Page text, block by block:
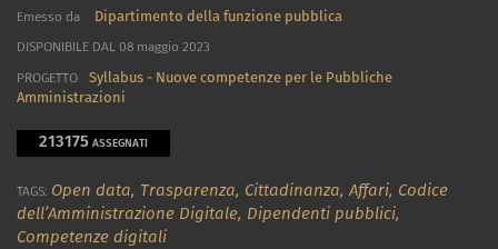
Emesso da Dipartimento della funzione pubblica
DISPONIBILE DAL 08 maggio 2023
PROGETTO
Syllabus - Nuove competenze per le Pubbliche
Amministrazioni
213175 ASSEGNATI
TAGS: Open data, Trasparenza, Cittadinanza,Affari, Codice
dell’Amministrazione Digitale, Dipendenti pubblici,
Competenze digitali